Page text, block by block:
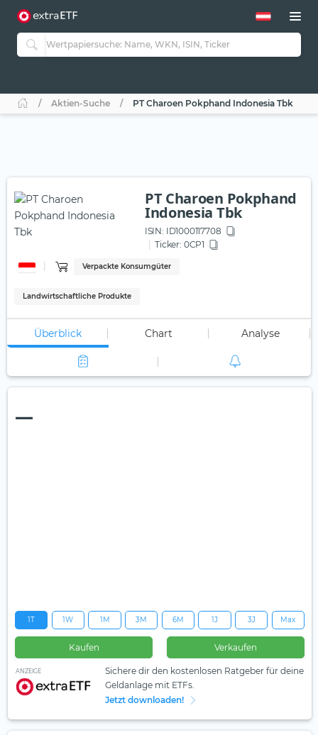
Aktien-Suche PT Charoen Pokphand Indonesia Tbk
PT Charoen Pokphand
Indonesia Tbk
ISIN: ID1000117708
Ticker: 0CP1
Verpackte Konsumgüter
Landwirtschaftliche Produkte
Überblick Chart Analyse
—
1T 1W 1M 3M 6M 1J 3J Max
Kaufen Verkaufen
ANZEIGE
Sichere dir den kostenlosen Ratgeber für deine
Geldanlage mit ETFs.
Jetzt downloaden!